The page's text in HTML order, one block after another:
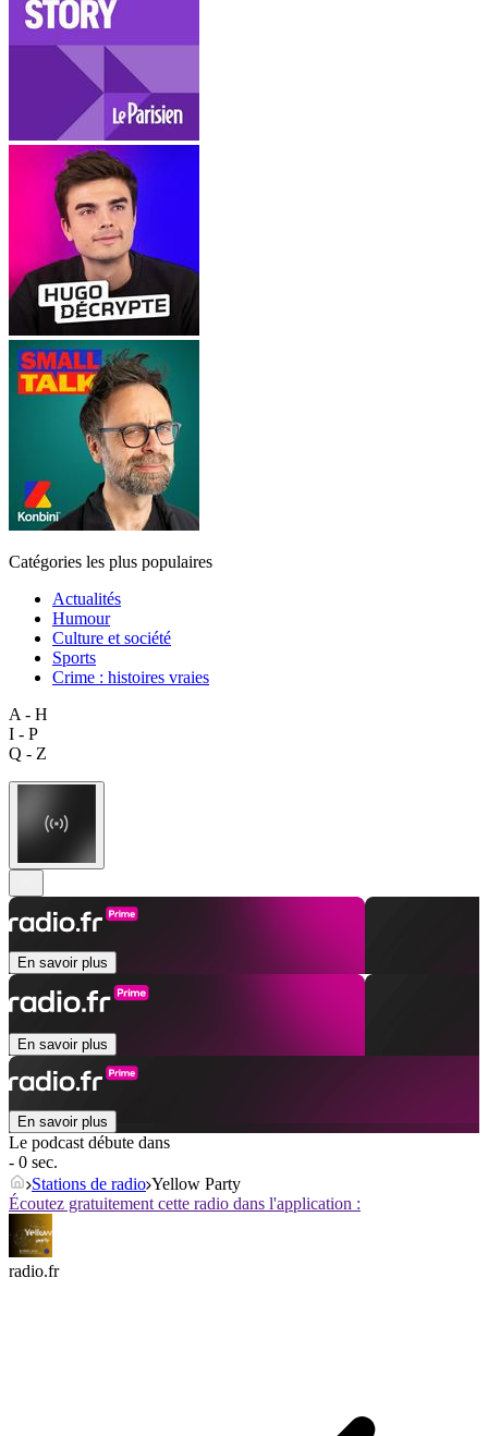
Catégories les plus populaires
Actualités
Humour
Culture et société
Sports
Crime : histoires vraies
A - H
I - P
Q - Z
En savoir plus
En savoir plus
En savoir plus
Le podcast débute dans
- 0 sec.
Stations de radio Yellow Party
Écoutez gratuitement cette radio dans l'application :
radio.fr